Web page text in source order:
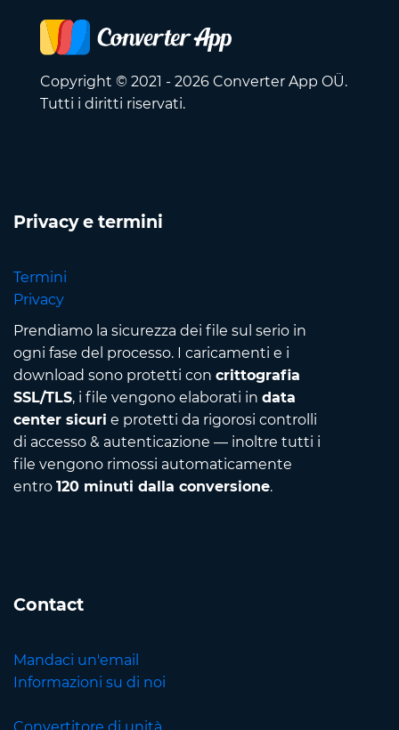
Copyright © 2021 - 2026 Converter App OÜ.
Tutti i diritti riservati.
Privacy e termini
Termini
Privacy
Prendiamo la sicurezza dei file sul serio in
ogni fase del processo. I caricamenti e i
download sono protetti con crittografia
SSL/TLS, i file vengono elaborati in data
center sicuri e protetti da rigorosi controlli
di accesso & autenticazione — inoltre tutti i
file vengono rimossi automaticamente
entro 120 minuti dalla conversione.
Contact
Mandaci un'email
Informazioni su di noi